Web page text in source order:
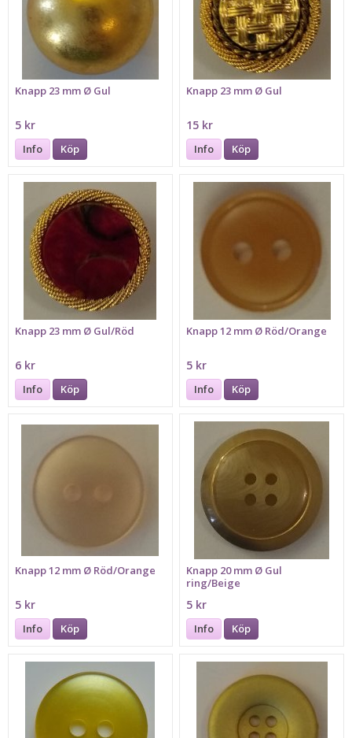
Knapp 23 mm Ø Gul
5 kr
Info Köp
Knapp 23 mm Ø Gul
15 kr
Info Köp
Knapp 23 mm Ø Gul/Röd
6 kr
Info Köp
Knapp 12 mm Ø Röd/Orange
5 kr
Info Köp
Knapp 12 mm Ø Röd/Orange
5 kr
Info Köp
Knapp 20 mm Ø Gul
ring/Beige
5 kr
Info Köp